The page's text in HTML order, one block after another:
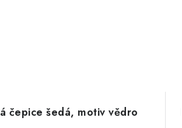
čepice šedá, motiv vědro